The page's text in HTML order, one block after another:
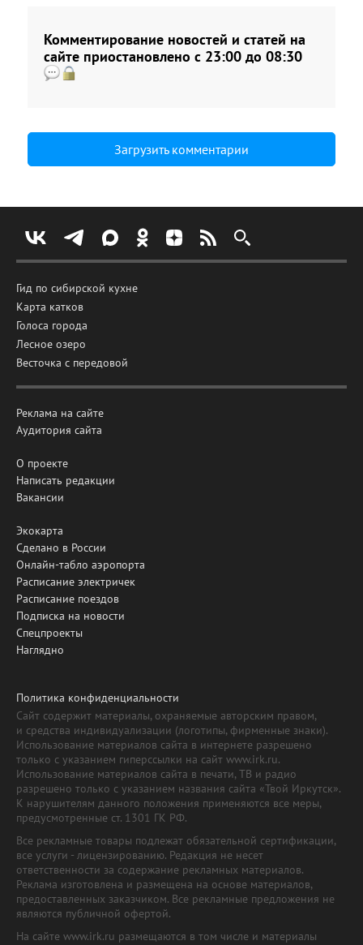
Комментирование новостей и статей на
сайте приостановлено с 23:00 до 08:30
Загрузить комментарии
Гид по сибирской кухне
Карта катков
Голоса города
Лесное озеро
Весточка с передовой
Реклама на сайте
Аудитория сайта
О проекте
Написать редакции
Вакансии
Экокарта
Сделано в России
Онлайн-табло аэропорта
Расписание электричек
Расписание поездов
Подписка на новости
Спецпроекты
Наглядно
Политика конфиденциальности
Сайт содержит материалы, охраняемые авторским правом,
и средства индивидуализации (логотипы, фирменные знаки).
Использование материалов сайта в интернете разрешено
только с указанием гиперссылки на сайт www.irk.ru.
Использование материалов сайта в печати, ТВ и радио
разрешено только с указанием названия сайта «Твой Иркутск».
К нарушителям данного положения применяются все меры,
предусмотренные ст. 1301 ГК РФ.
Все рекламные товары подлежат обязательной сертификации,
все услуги - лицензированию. Редакция не несет
ответственности за содержание рекламных материалов.
Реклама изготовлена и размещена на основе материалов,
предоставленных заказчиком. Все рекламные предложения не
являются публичной офертой.
На сайте www.irk.ru размещаются в том числе и материалы